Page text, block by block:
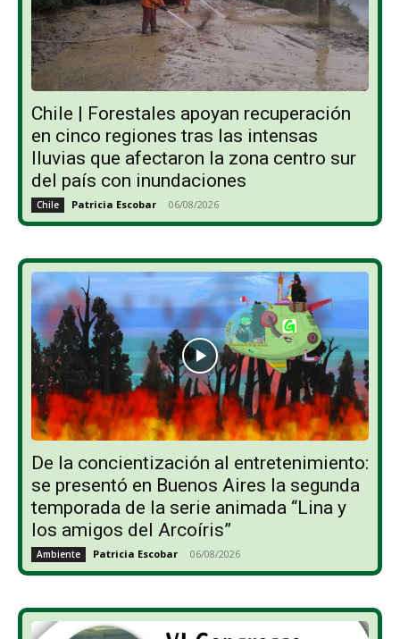
Chile | Forestales apoyan recuperación
en cinco regiones tras las intensas
lluvias que afectaron la zona centro sur
del país con inundaciones
Chile Patricia Escobar - 06/08/2026
De la concientización al entretenimiento:
se presentó en Buenos Aires la segunda
temporada de la serie animada “Lina y
los amigos del Arcoíris”
Ambiente Patricia Escobar - 06/08/2026